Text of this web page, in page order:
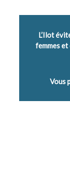
L’Ilot
femmes
Vous